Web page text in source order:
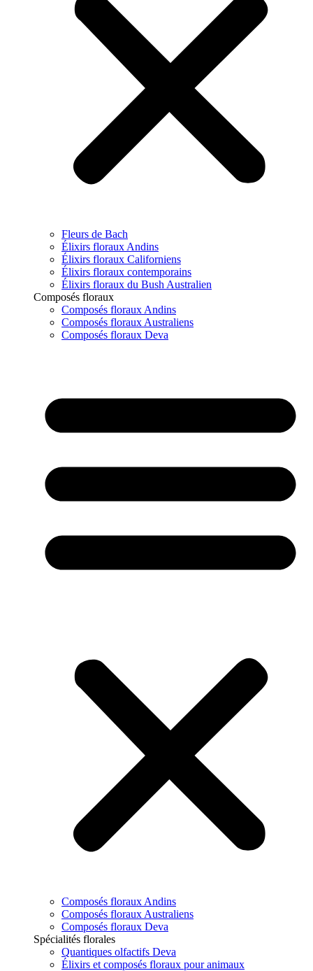
Fleurs de Bach
Élixirs floraux Andins
Élixirs floraux Californiens
Élixirs floraux contemporains
Élixirs floraux du Bush Australien
Composés floraux
Composés floraux Andins
Composés floraux Australiens
Composés floraux Deva
Composés floraux Andins
Composés floraux Australiens
Composés floraux Deva
Spécialités florales
Quantiques olfactifs Deva
Élixirs et composés floraux pour animaux